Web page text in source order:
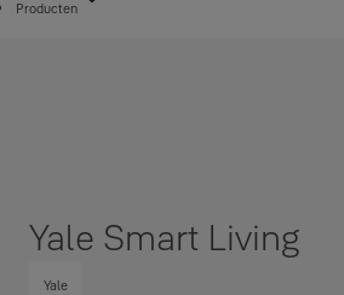
Producten
Yale Smart Living
Yale